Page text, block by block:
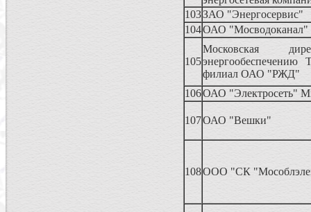
103ЗАО "Энергосервис"
104ОАО "Мосводоканал"
105
Московская
энергообеспечению
филиал ОАО "РЖД"
106ОАО "Электросеть"
107ОАО "Вешки"
108ООО "СК